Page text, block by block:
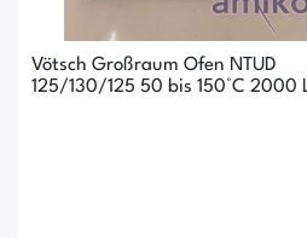
Vötsch Großraum Ofen NTUD
125/130/125 50 bis 150°C 2000